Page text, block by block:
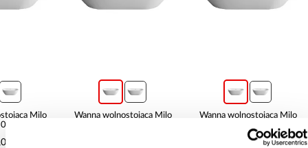
Milo
zł
Wanna wolnostojąca Milo
Wanna wolnostojąca Milo
2 899,00 zł